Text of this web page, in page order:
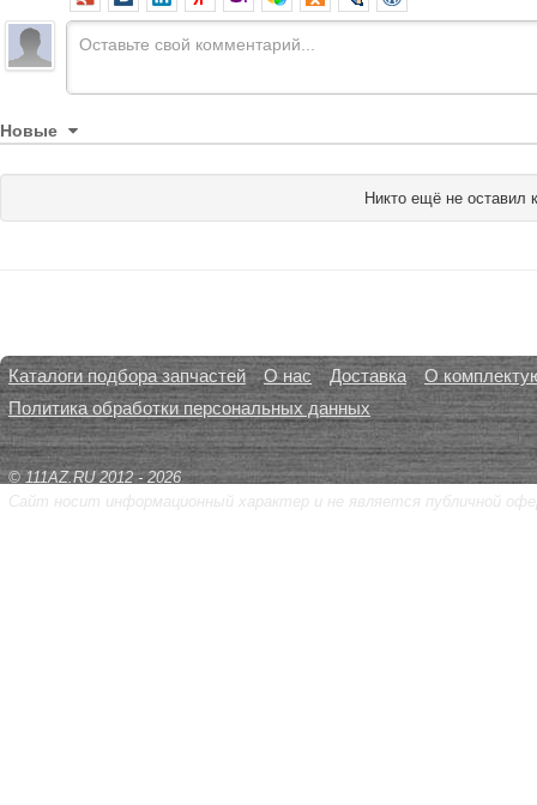
Новые
Никто ещё не оставил
Каталоги подбора запчастей О нас Доставка
О
Политика обработки персональных данных
© 111AZ.RU 2012 - 2026
Сайт носит информационный характер и не является публичной